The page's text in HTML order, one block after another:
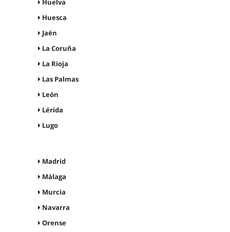
Huelva
Huesca
Jaén
La Coruña
La Rioja
Las Palmas
León
Lérida
Lugo
Madrid
Málaga
Murcia
Navarra
Orense